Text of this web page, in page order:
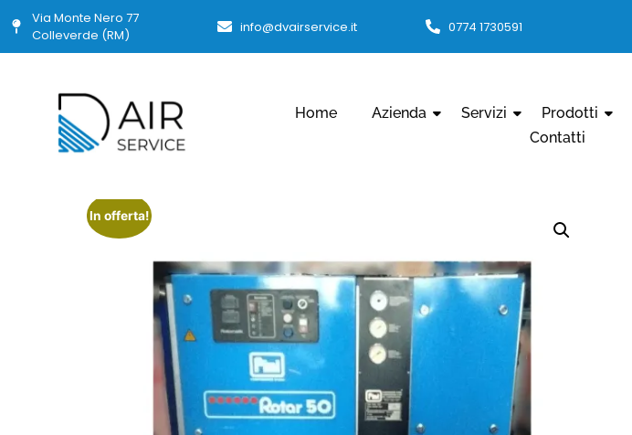
Via Monte Nero 77
Colleverde (RM)
info@dvairservice.it 0774 1730591
Home Azienda Servizi Prodotti
Contatti
In offerta!